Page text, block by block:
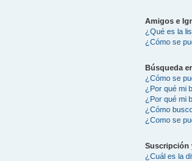
Amigos e
¿Qué es la
¿Cómo se
Búsqueda
¿Cómo se
¿Por qué mi
¿Por qué mi
¿Cómo
¿Como se
Suscripción
¿Cuál es la